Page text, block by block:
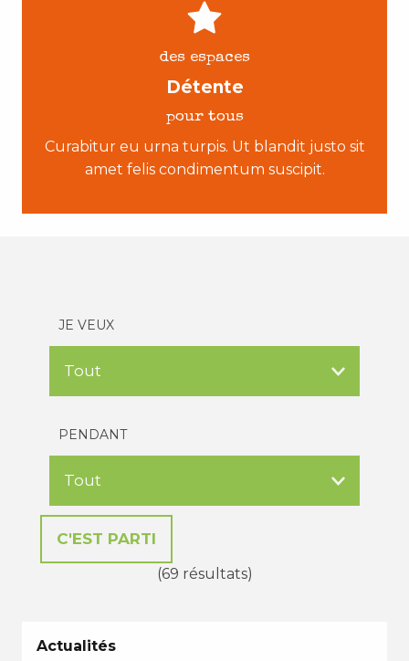
des espaces
Détente
pour tous
Curabitur eu urna turpis. Ut blandit justo sit
amet felis condimentum suscipit.
JE VEUX
PENDANT
(69 résultats)
Actualités